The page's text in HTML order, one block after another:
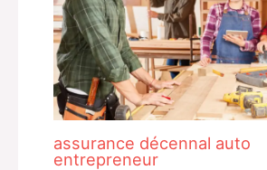
assurance décennal auto
entrepreneur